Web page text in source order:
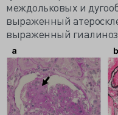
междольковых и
выраженный
выраженный гиалиноз